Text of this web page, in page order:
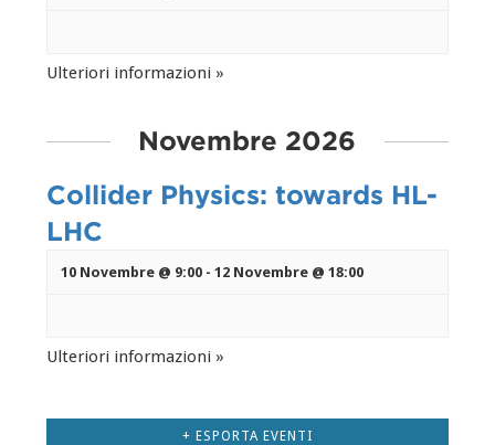
Ulteriori informazioni »
Novembre 2026
Collider Physics: towards HL-
LHC
10 Novembre @ 9:00 -12 Novembre @ 18:00
Ulteriori informazioni »
+ ESPORTA EVENTI